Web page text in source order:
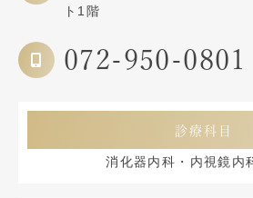
ト1階
072-950-0801
診療科目
消化器内科・内視鏡内